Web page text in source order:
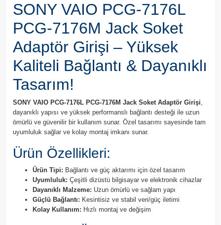
SONY VAIO PCG-7176L
PCG-7176M Jack Soket
Adaptör Girişi – Yüksek
Kaliteli Bağlantı & Dayanıklı
Tasarım!
SONY VAIO PCG-7176L PCG-7176M Jack Soket Adaptör Girişi,
dayanıklı yapısı ve yüksek performanslı bağlantı desteği ile uzun
ömürlü ve güvenilir bir kullanım sunar. Özel tasarımı sayesinde tam
uyumluluk sağlar ve kolay montaj imkanı sunar.
Ürün Özellikleri:
Ürün Tipi: Bağlantı ve güç aktarımı için özel tasarım
Uyumluluk: Çeşitli dizüstü bilgisayar ve elektronik cihazlar
Dayanıklı Malzeme: Uzun ömürlü ve sağlam yapı
Güçlü Bağlantı: Kesintisiz ve stabil veri/güç iletimi
Kolay Kullanım: Hızlı montaj ve değişim